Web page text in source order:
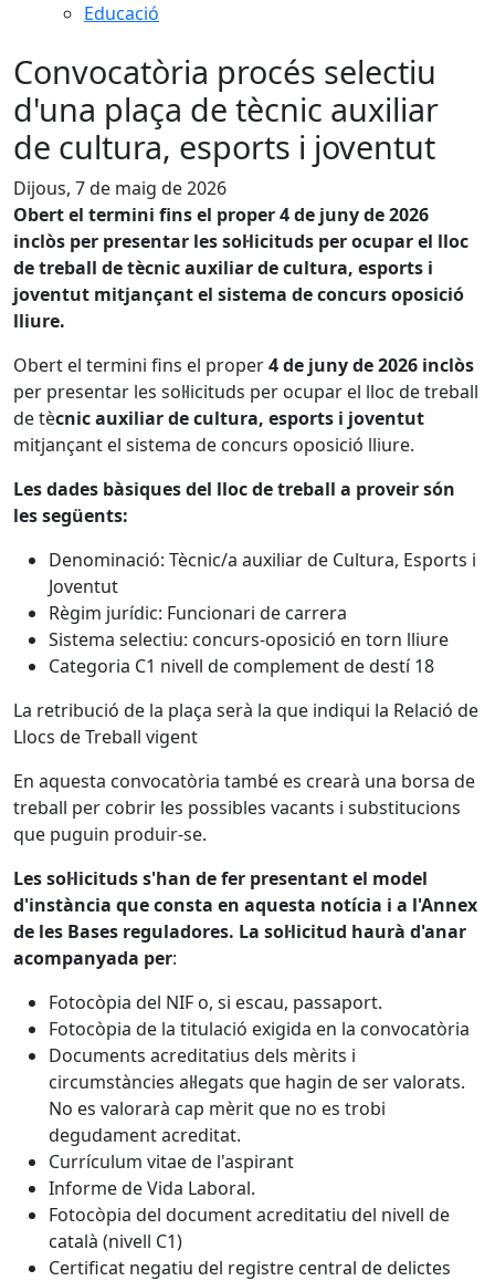
Educació
Convocatòria procés selectiu
d'una plaça de tècnic auxiliar
de cultura, esports i joventut
Dijous, 7 de maig de 2026
Obert el termini fins el proper 4 de juny de 2026
inclòs per presentar les sol·licituds per ocupar el lloc
de treball de tècnic auxiliar de cultura, esports i
joventut mitjançant el sistema de concurs oposició
lliure.
Obert el termini fins el proper4 de juny de 2026 inclòs
per presentar les sol·licituds per ocupar el lloc de treball
de tècnic auxiliar de cultura, esports i joventut
mitjançant el sistema de concurs oposició lliure.
Les dades bàsiques del lloc de treball a proveir són
les següents:
Denominació: Tècnic/a auxiliar de Cultura, Esports i
Joventut
Règim jurídic: Funcionari de carrera
Sistema selectiu: concurs-oposició en torn lliure
Categoria C1 nivell de complement de destí 18
La retribució de la plaça serà la que indiqui la Relació de
Llocs de Treball vigent
En aquesta convocatòria també es crearà una borsa de
treball per cobrir les possibles vacants i substitucions
que puguin produir-se.
Les sol·licituds s'han de fer presentant el model
d'instància que consta en aquesta notícia i a l'Annex
de les Bases reguladores. La sol·licitud haurà d'anar
acompanyada per:
Fotocòpia del NIF o, si escau, passaport.
Fotocòpia de la titulació exigida en la convocatòria
Documents acreditatius dels mèrits i
circumstàncies al·legats que hagin de ser valorats.
No es valorarà cap mèrit que no es trobi
degudament acreditat.
Currículum vitae de l'aspirant
Informe de Vida Laboral.
Fotocòpia del document acreditatiu del nivell de
català (nivell C1)
Certificat negatiu del registre central de delictes